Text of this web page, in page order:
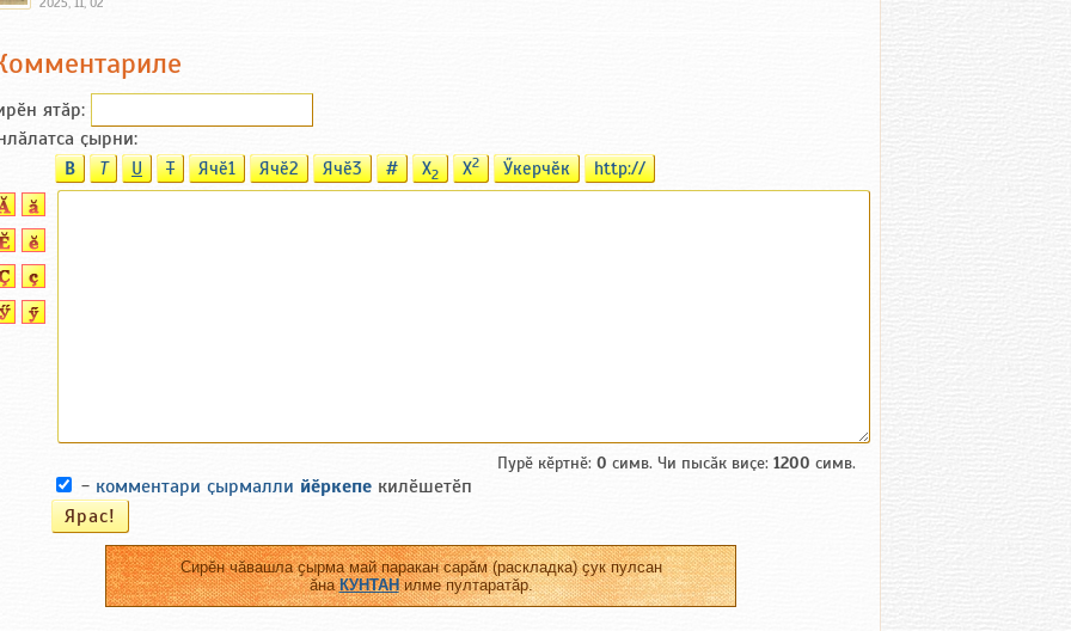
ятӑp:
ҫырни:
B T U T Ячӗ1 Ячӗ2 Ячӗ3 # X2 X2 Ӳкерчӗк http://
Пурӗ кӗртнӗ: 0 симв. Чи пысӑк виҫе: 1200 симв.
- комментари ҫырмалли йӗркепе килӗшетӗп
Сирӗн чӑвашла ҫырма май паракан сарӑм (раскладка) ҫук пулсан
ӑнаКУНТАНилме пултаратӑр.